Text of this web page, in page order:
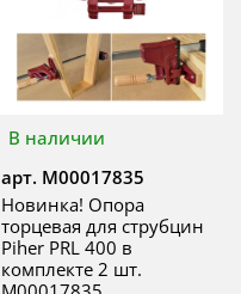
В наличии
арт. М00017835
Новинка! Опора
торцевая для струбцин
Piher PRL 400 в
комплекте 2 шт.